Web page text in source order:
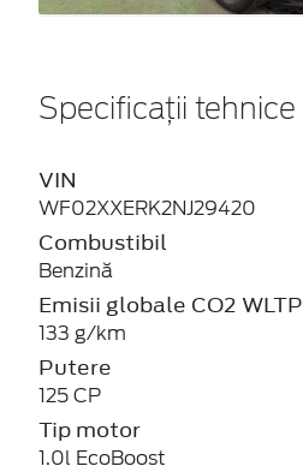
Specificații tehnice
VIN
WF02XXERK2NJ29420
Combustibil
Benzină
Emisii globale CO2 WLTP
133 g/km
Putere
125 CP
Tip motor
1.0l EcoBoost